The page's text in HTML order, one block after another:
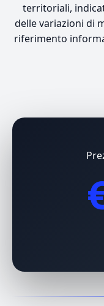
territoriali,
delle variazioni di
riferimento